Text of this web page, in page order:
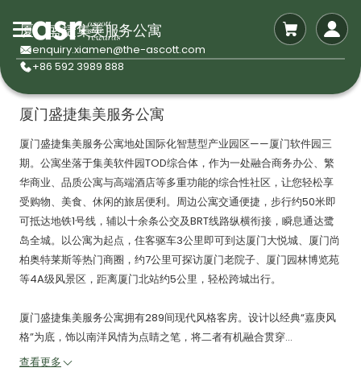
厦门盛捷集美服务公寓
enquiry.xiamen@the-ascott.com
+86 592 3989 888
厦门盛捷集美服务公寓
厦门盛捷集美服务公寓地处国际化智慧型产业园区——厦门软件园三
期。公寓坐落于集美软件园TOD综合体，作为一处融合商务办公、繁
华商业、品质公寓与高端酒店等多重功能的综合性社区，让您轻松享
受购物、美食、休闲的旅居便利。周边公寓交通便捷，步行约50米即
可抵达地铁1号线，辅以十余条公交及BRT线路纵横衔接，瞬息通达鹭
岛全城。以公寓为起点，住客驱车3公里即可到达厦门大悦城、厦门尚
柏奥特莱斯等热门商圈，约7公里可探访厦门老院子、厦门园林博览苑
等4A级风景区，距离厦门北站约5公里，轻松跨城出行。
厦门盛捷集美服务公寓拥有289间现代风格客房。设计以经典“嘉庚风
格”为底，饰以南洋风情为点睛之笔，将二者有机融合贯穿...
查看更多